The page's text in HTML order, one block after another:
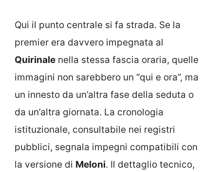
Qui il punto centrale si fa strada. Se la
premier era davvero impegnata al
Quirinale nella stessa fascia oraria, quelle
immagini non sarebbero un “qui e ora”, ma
un innesto da un’altra fase della seduta o
da un’altra giornata. La cronologia
istituzionale, consultabile nei registri
pubblici, segnala impegni compatibili con
la versione di Meloni. Il dettaglio tecnico,